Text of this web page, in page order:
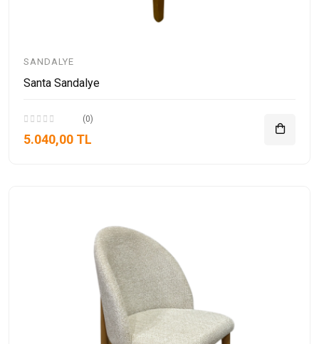
SANDALYE
Santa Sandalye
(0)
5.040,00 TL